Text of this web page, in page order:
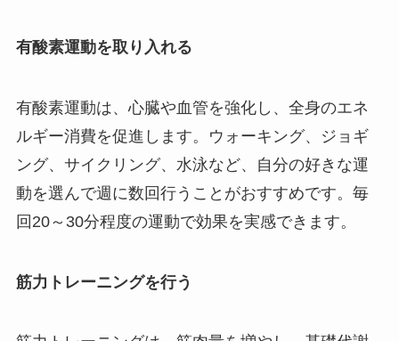
有酸素運動を取り入れる
有酸素運動は、心臓や血管を強化し、全身のエネ
ルギー消費を促進します。ウォーキング、ジョギ
ング、サイクリング、水泳など、自分の好きな運
動を選んで週に数回行うことがおすすめです。毎
回20～30分程度の運動で効果を実感できます。
筋力トレーニングを行う